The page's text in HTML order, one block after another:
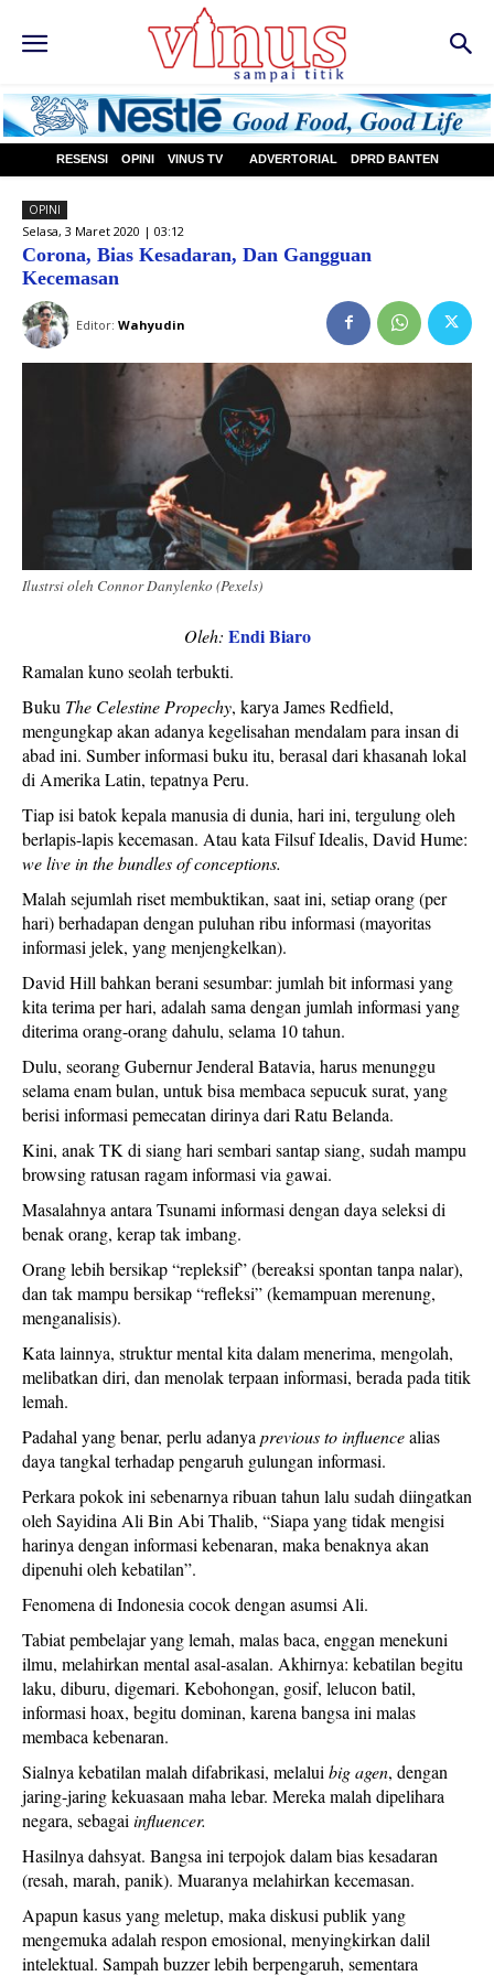
RESENSI OPINI VINUS TV ADVERTORIAL DPRD BANTEN
OPINI
Selasa, 3 Maret 2020 | 03:12
Corona, Bias Kesadaran, Dan Gangguan
Kecemasan
Editor: Wahyudin
Ilustrsi oleh Connor Danylenko (Pexels)
Oleh: Endi Biaro
Ramalan kuno seolah terbukti.
Buku The Celestine Propechy, karya James Redfield,
mengungkap akan adanya kegelisahan mendalam para insan di
abad ini. Sumber informasi buku itu, berasal dari khasanah lokal
di Amerika Latin, tepatnya Peru.
Tiap isi batok kepala manusia di dunia, hari ini, tergulung oleh
berlapis-lapis kecemasan. Atau kata Filsuf Idealis, David Hume:
we live in the bundles of conceptions.
Malah sejumlah riset membuktikan, saat ini, setiap orang (per
hari) berhadapan dengan puluhan ribu informasi (mayoritas
informasi jelek, yang menjengkelkan).
David Hill bahkan berani sesumbar: jumlah bit informasi yang
kita terima per hari, adalah sama dengan jumlah informasi yang
diterima orang-orang dahulu, selama 10 tahun.
Dulu, seorang Gubernur Jenderal Batavia, harus menunggu
selama enam bulan, untuk bisa membaca sepucuk surat, yang
berisi informasi pemecatan dirinya dari Ratu Belanda.
Kini, anak TK di siang hari sembari santap siang, sudah mampu
browsing ratusan ragam informasi via gawai.
Masalahnya antara Tsunami informasi dengan daya seleksi di
benak orang, kerap tak imbang.
Orang lebih bersikap “repleksif” (bereaksi spontan tanpa nalar),
dan tak mampu bersikap “refleksi” (kemampuan merenung,
menganalisis).
Kata lainnya, struktur mental kita dalam menerima, mengolah,
melibatkan diri, dan menolak terpaan informasi, berada pada titik
lemah.
Padahal yang benar, perlu adanyaprevious to influencealias
daya tangkal terhadap pengaruh gulungan informasi.
Perkara pokok ini sebenarnya ribuan tahun lalu sudah diingatkan
oleh Sayidina Ali Bin Abi Thalib, “Siapa yang tidak mengisi
harinya dengan informasi kebenaran, maka benaknya akan
dipenuhi oleh kebatilan”.
Fenomena di Indonesia cocok dengan asumsi Ali.
Tabiat pembelajar yang lemah, malas baca, enggan menekuni
ilmu, melahirkan mental asal-asalan. Akhirnya: kebatilan begitu
laku, diburu, digemari. Kebohongan, gosif, lelucon batil,
informasi hoax, begitu dominan, karena bangsa ini malas
membaca kebenaran.
Sialnya kebatilan malah difabrikasi, melaluibig agen, dengan
jaring-jaring kekuasaan maha lebar. Mereka malah dipelihara
negara, sebagaiinfluencer.
Hasilnya dahsyat. Bangsa ini terpojok dalam bias kesadaran
(resah, marah, panik). Muaranya melahirkan kecemasan.
Apapun kasus yang meletup, maka diskusi publik yang
mengemuka adalah respon emosional, menyingkirkan dalil
intelektual. Sampah buzzer lebih berpengaruh, sementara